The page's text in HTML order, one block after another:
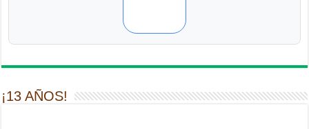
¡13 AÑOS!